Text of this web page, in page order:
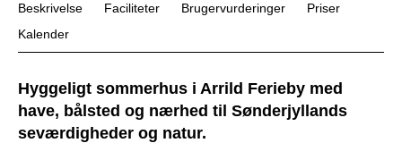
Beskrivelse Faciliteter Brugervurderinger
Priser
Kalender
Hyggeligt sommerhus i Arrild Ferieby med
have, bålsted og nærhed til Sønderjyllands
seværdigheder og natur.